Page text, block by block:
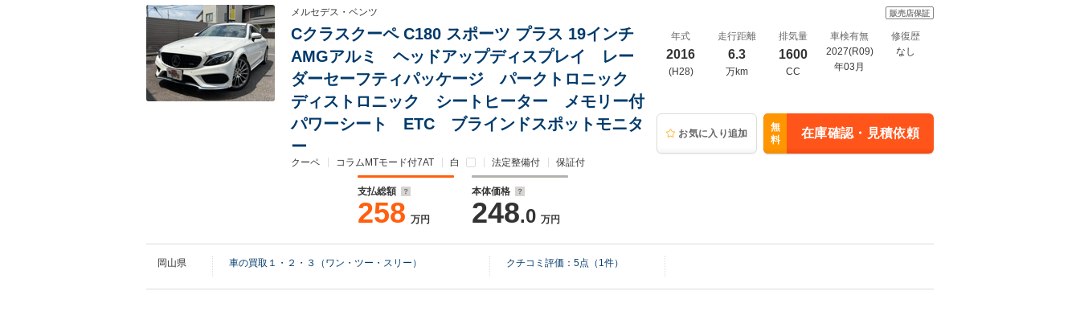
メルセデス・ベンツ
Cクラスクーペ C180 スポーツ プラス 19インチ
AMGアルミ ヘッドアップディスプレイ レー
ダーセーフティパッケージ パークトロニック
ディストロニック シートヒーター メモリー付
パワーシート ETC ブラインドスポットモニタ
ー
クーペ コラムMTモード付7AT 白 法定整備付 保証付
支払総額
258 万円
本体価格
248.0 万円
販売店保証
年式
2016
(H28)
走行距離
6.3
万km
排気量
1600
CC
車検有無
2027(R09)
年03月
修復歴
なし
お気に入り追加
無
料
在庫確認・見積依頼
岡山県 車の買取１・２・３（ワン・ツー・スリー） クチコミ評価： 5点（ 1件）